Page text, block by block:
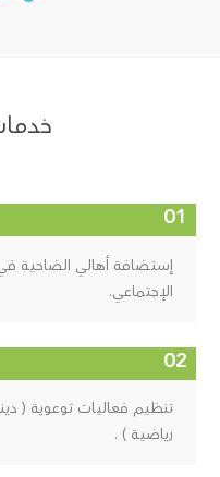
إستضافة أهالي الضاحية
الإجتماعي.
تنظيم فعاليات توعوية (
رياضية ) .